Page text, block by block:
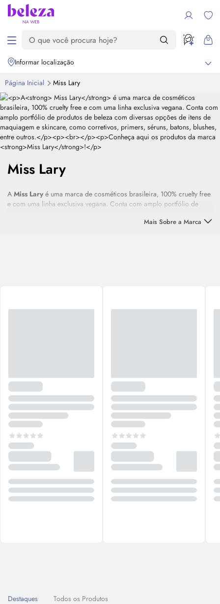
Informar localização
Página Inicial Miss Lary
Miss Lary
A Miss Lary é uma marca de cosméticos brasileira, 100%cruelty free
e com uma linha exclusiva vegana. Conta com amplo portfólio de
, como corretivos, primers, séruns, batons,blushes, entre
Mais Sobre a Marca
Destaques Todos os Produtos